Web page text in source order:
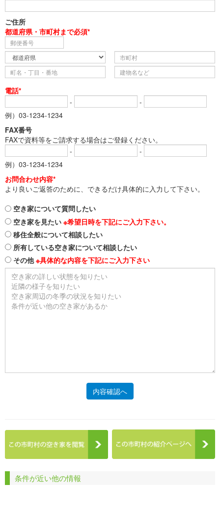
ご住所
都道府県・市町村まで必須*
電話*
-
-
例）03-1234-1234
FAX番号
FAXで資料等をご請求する場合はご登録ください。
-
-
例）03-1234-1234
お問合わせ内容*
より良いご返答のために、できるだけ具体的に入力して下さい。
空き家について質問したい
空き家を見たい ※希望日時を下記にご入力下さい。
移住全般について相談したい
所有している空き家について相談したい
その他※具体的な内容を下記にご入力下さい
内容確認へ
条件が近い他の情報